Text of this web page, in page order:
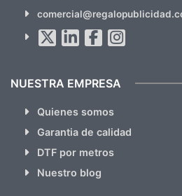
hacemos Spam)
NUESTRA EMPRESA
Quienes somos
Garantia de calidad
DTF por metros
Nuestro blog